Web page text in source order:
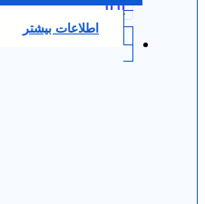
0.0
اطلاعات بیشتر